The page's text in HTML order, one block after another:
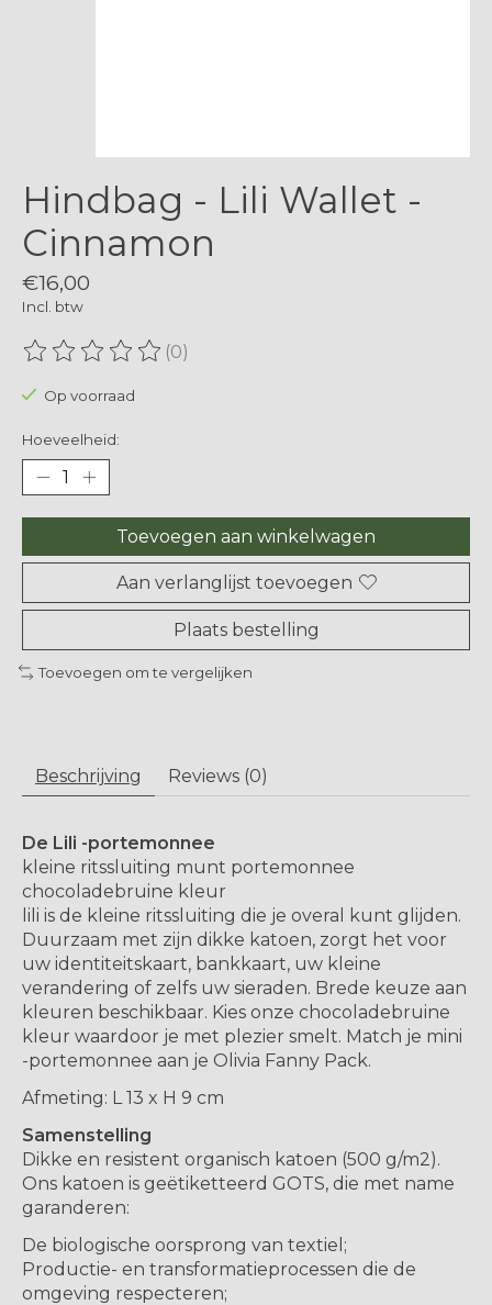
Hindbag - Lili Wallet -
Cinnamon
€16,00
Incl. btw
De beoordeling van dit product is
(0)
Op voorraad
Hoeveelheid:
Toevoegen aan winkelwagen
Aan verlanglijst toevoegen
Plaats bestelling
Toevoegen om te vergelijken
Beschrijving Reviews (0)
De Lili -portemonnee
kleine ritssluiting munt portemonnee
chocoladebruine kleur
lili is de kleine ritssluiting die je overal kunt glijden.
Duurzaam met zijn dikke katoen, zorgt het voor
uw identiteitskaart, bankkaart, uw kleine
verandering of zelfs uw sieraden. Brede keuze aan
kleuren beschikbaar. Kies onze chocoladebruine
kleur waardoor je met plezier smelt. Match je mini
-portemonnee aan je Olivia Fanny Pack.
Afmeting: L 13 x H 9 cm
Samenstelling
Dikke en resistent organisch katoen (500 g/m2).
Ons katoen is geëtiketteerd GOTS, die met name
garanderen:
De biologische oorsprong van textiel;
Productie- en transformatieprocessen die de
omgeving respecteren;